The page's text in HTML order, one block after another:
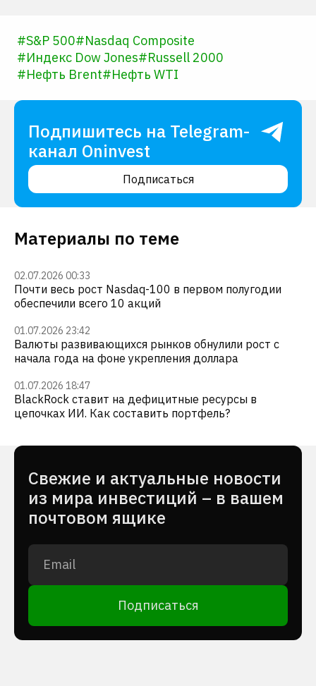
#S&P 500#Nasdaq Composite
#Индекс Dow Jones#Russell 2000
#Нефть Brent#Нефть WTI
Подпишитесь на Telegram-
канал Oninvest
Подписаться
Материалы по теме
02.07.2026 00:33
Почти весь рост Nasdaq-100 в первом полугодии
обеспечили всего 10 акций
01.07.2026 23:42
Валюты развивающихся рынков обнулили рост с
начала года на фоне укрепления доллара
01.07.2026 18:47
BlackRock ставит на дефицитные ресурсы в
цепочках ИИ. Как составить портфель?
Cвежие и актуальные новости
из мира инвестиций – в вашем
почтовом ящике
Подписаться